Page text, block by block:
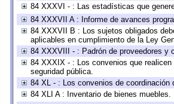
84 XXXVI - : Las estadísticas que
84 XXXVII A : Informe de avances
84 XXXVII B : Los sujetos obligados
aplicables en cumplimiento de la Ley
84 XXXVIII - : Padrón de proveedores y
84 XXXIX - : Los convenios que
seguridad pública.
84 XL - : Los convenios de
84 XLI A : Inventario de bienes muebles.